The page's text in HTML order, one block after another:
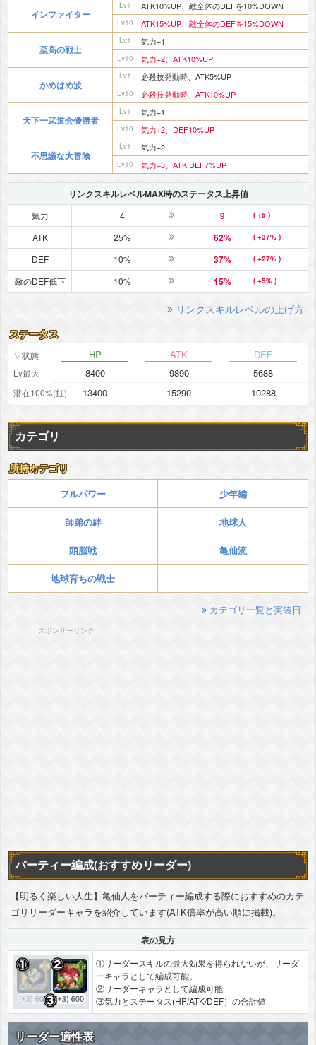
インファイター
Lv1 ATK10%UP、敵全体のDEFを10%DOWN
Lv10 ATK15%UP、敵全体のDEFを15%DOWN
至高の戦士
Lv1 気力+1
Lv10 気力+2、ATK10%UP
かめはめ波
Lv1 必殺技発動時、ATK5%UP
Lv10 必殺技発動時、ATK10%UP
天下一武道会優勝者
Lv1 気力+1
Lv10 気力+2、DEF10%UP
不思議な大冒険
Lv1 気力+2
Lv10 気力+3、ATK,DEF7%UP
リンクスキルレベルMAX時のステータス上昇値
気力 4 9 ( +5 )
ATK 25% 62% ( +37% )
DEF 10% 37% ( +27% )
敵のDEF低下 10% 15% ( +5% )
リンクスキルレベルの上げ方
ステータス
▽状態 HP ATK DEF
Lv最大 8400 9890 5688
潜在100%(虹) 13400 15290 10288
カテゴリ
所持カテゴリ
フルパワー 少年編
師弟の絆 地球人
頭脳戦 亀仙流
地球育ちの戦士
カテゴリ一覧と実装日
スポンサーリンク
パーティー編成(おすすめリーダー)
【明るく楽しい人生】亀仙人をパーティー編成する際におすすめのカテ
ゴリリーダーキャラを紹介しています(ATK倍率が高い順に掲載)。
表の見方
①リーダースキルの最大効果を得られないが、リーダ
ーキャラとして編成可能。
②リーダーキャラとして編成可能
③気力とステータス(HP/ATK/DEF）の合計値
リーダー適性表